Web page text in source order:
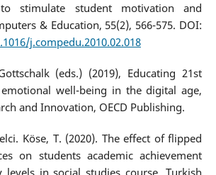
stimulate student motivation and
& Education, 55(2), 566-575. DOI:
j.compedu.2010.02.018
(eds.) (2019), Educating 21st
well-being in the digital age,
and Innovation, OECD Publishing.
Köse, T. (2020). The effect of flipped
on students academic achievement